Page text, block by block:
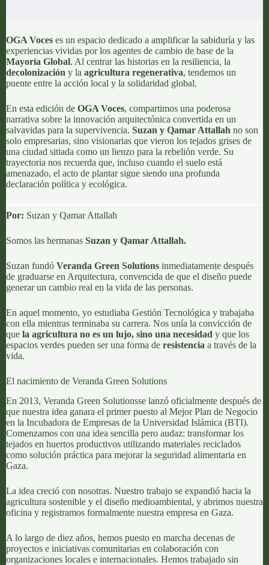
OGA Voces es un espacio dedicado a amplificar la sabiduría y las
experiencias vividas por los agentes de cambio de base de la
Mayoría Global. Al centrar las historias en la resiliencia, la
decolonización y la agricultura regenerativa, tendemos un
puente entre la acción local y la solidaridad global.
En esta edición de OGA Voces, compartimos una poderosa
narrativa sobre la innovación arquitectónica convertida en un
salvavidas para la supervivencia. Suzan y Qamar Attallah no son
solo empresarias, sino visionarias que vieron los tejados grises de
una ciudad sitiada como un lienzo para la rebelión verde. Su
trayectoria nos recuerda que, incluso cuando el suelo está
amenazado, el acto de plantar sigue siendo una profunda
declaración política y ecológica.
Por: Suzan y Qamar Attallah
Somos las hermanas Suzan y Qamar Attallah.
Suzan fundó Veranda Green Solutions inmediatamente después
de graduarse en Arquitectura, convencida de que el diseño puede
generar un cambio real en la vida de las personas.
En aquel momento, yo estudiaba Gestión Tecnológica y trabajaba
con ella mientras terminaba su carrera. Nos unía la convicción de
que la agricultura no es un lujo, sino una necesidad y que los
espacios verdes pueden ser una forma de resistencia a través de la
vida.
El nacimiento de Veranda Green Solutions
En 2013, Veranda Green Solutionsse lanzó oficialmente después de
que nuestra idea ganara el primer puesto al Mejor Plan de Negocio
en la Incubadora de Empresas de la Universidad Islámica (BTI).
Comenzamos con una idea sencilla pero audaz: transformar los
tejados en huertos productivos utilizando materiales reciclados
como solución práctica para mejorar la seguridad alimentaria en
Gaza.
La idea creció con nosotras. Nuestro trabajo se expandió hacia la
agricultura sostenible y el diseño medioambiental, y abrimos nuestra
oficina y registramos formalmente nuestra empresa en Gaza.
A lo largo de diez años, hemos puesto en marcha decenas de
proyectos e iniciativas comunitarias en colaboración con
organizaciones locales e internacionales. Hemos trabajado sin